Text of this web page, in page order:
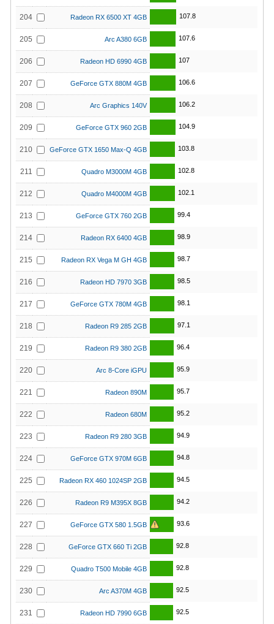
204 Radeon RX 6500 XT 4GB 107.8
205 Arc A380 6GB 107.6
206 Radeon HD 6990 4GB 107
207 GeForce GTX 880M 4GB 106.6
208 Arc Graphics 140V 106.2
209 GeForce GTX 960 2GB 104.9
210 GeForce GTX 1650 Max-Q 4GB 103.8
211 Quadro M3000M 4GB 102.8
212 Quadro M4000M 4GB 102.1
213 GeForce GTX 760 2GB 99.4
214 Radeon RX 6400 4GB 98.9
215 Radeon RX Vega M GH 4GB 98.7
216 Radeon HD 7970 3GB 98.5
217 GeForce GTX 780M 4GB 98.1
218 Radeon R9 285 2GB 97.1
219 Radeon R9 380 2GB 96.4
220 Arc 8-Core iGPU 95.9
221 Radeon 890M 95.7
222 Radeon 680M 95.2
223 Radeon R9 280 3GB 94.9
224 GeForce GTX 970M 6GB 94.8
225 Radeon RX 460 1024SP 2GB 94.5
226 Radeon R9 M395X 8GB 94.2
227 GeForce GTX 580 1.5GB 93.6
228 GeForce GTX 660 Ti 2GB 92.8
229 Quadro T500 Mobile 4GB 92.8
230 Arc A370M 4GB 92.5
231 Radeon HD 7990 6GB 92.5